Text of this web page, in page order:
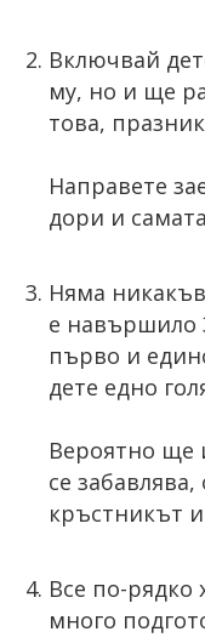
Включвай
му, но и ще
това,
Направете
дори и
Няма
е навършило
първо и
дете едно
Вероятно ще
се
кръстникът
Все по-рядко
много